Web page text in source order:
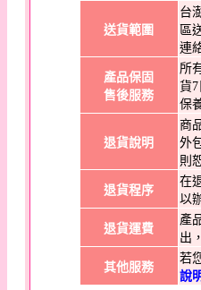
送貨範圍
台
區
連
產品保固
售後服務
所
貨
保
退貨說明
商
外
則
退貨程序
在
以
退貨運費
產
出
其他服務
若
說